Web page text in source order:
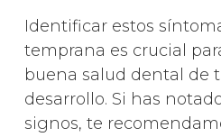
Identificar estos
temprana es crucial
buena salud dental de
desarrollo. Si has
signos, te